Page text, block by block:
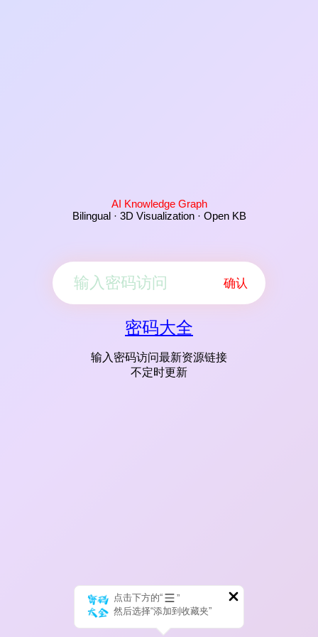
AI Knowledge Graph
Bilingual · 3D Visualization · Open KB
确认
密码大全
输入密码访问最新资源链接
不定时更新
点击下方的“
”
然后选择“添加到收藏夹”